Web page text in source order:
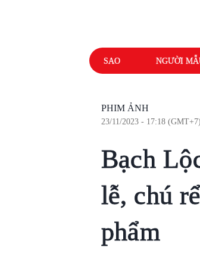
SAO NGƯỜI
PHIM ẢNH
23/11/2023 - 17:18 (GMT+7)
Bạch
lễ, chú
phẩm